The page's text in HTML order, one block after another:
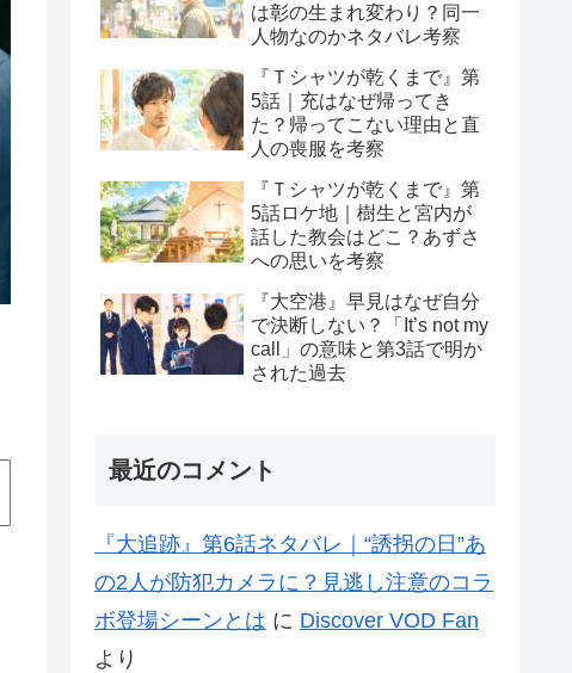
は彰の生まれ変わり？同一
人物なのかネタバレ考察
『Ｔシャツが乾くまで』第
5話｜充はなぜ帰ってき
た？帰ってこない理由と直
人の喪服を考察
『Ｔシャツが乾くまで』第
5話ロケ地｜樹生と宮内が
話した教会はどこ？あずさ
への思いを考察
『大空港』早見はなぜ自分
で決断しない？「It’s not my
call」の意味と第3話で明か
された過去
最近のコメント
『大追跡』第6話ネタバレ｜“誘拐の日”あ
の2人が防犯カメラに？見逃し注意のコラ
ボ登場シーンとは に Discover VOD Fan
より